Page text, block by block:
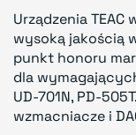
Urządzenia
wysoką jakością
punkt honoru
dla
UD-701N, PD-
wzmacniacze i